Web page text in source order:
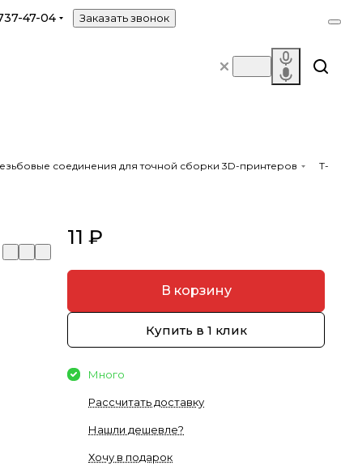
47-04 Заказать звонок
соединения для точной сборки 3D-принтеров
Т-
11 ₽
В корзину
Купить в 1 клик
Много
Рассчитать доставку
Нашли дешевле?
Хочу в подарок